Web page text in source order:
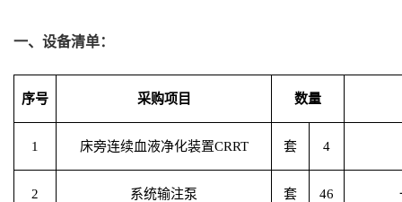
一、设备清单：
序号 采购项目 数量
1 床旁连续血液净化装置CRRT 套 4
2 系统输注泵 套 46